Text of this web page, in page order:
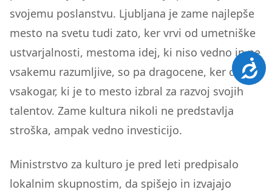
svojemu poslanstvu. Ljubljana je zame najlepše
mesto na svetu tudi zato, ker vrvi od umetniške
ustvarjalnosti, mestoma idej, ki niso vedno in ne
vsakemu razumljive, so pa dragocene, ker ceni
vsakogar, ki je to mesto izbral za razvoj svojih
talentov. Zame kultura nikoli ne predstavlja
stroška, ampak vedno investicijo.
Ministrstvo za kulturo je pred leti predpisalo
lokalnim skupnostim, da spišejo in izvajajo